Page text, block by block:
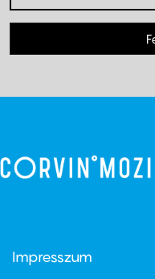
Footer
Impresszum